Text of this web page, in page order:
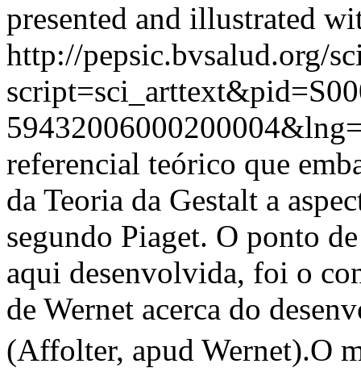
presented and illustrated
http://pepsic.bvsalud.org/
referencial teórico que
da Teoria da Gestalt a
segundo Piaget. O ponto
aqui desenvolvida, foi o
de Wernet acerca do
(Affolter, apud Wernet).O